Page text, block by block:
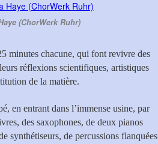
(ChorWerk Ruhr)
minutes chacune, qui font revivre des
réflexions scientifiques, artistiques
de la matière.
en entrant dans l’immense usine, par
des saxophones, de deux pianos
synthétiseurs, de percussions flanquées